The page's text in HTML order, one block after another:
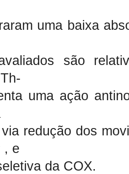
uma baixa
são
uma ação
redução dos
, e
da COX.